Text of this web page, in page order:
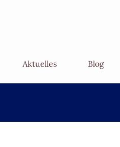
Aktuelles Blog